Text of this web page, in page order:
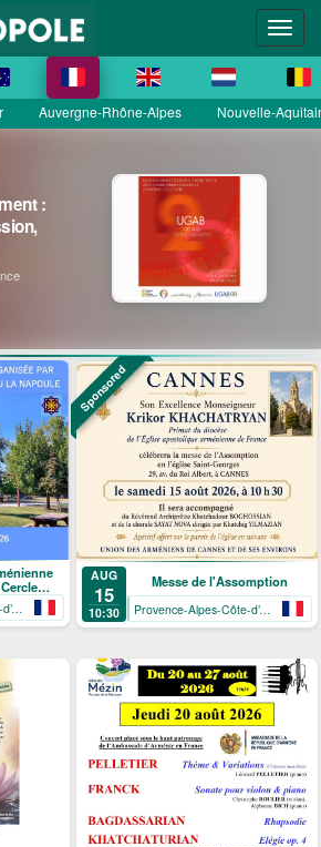
Auvergne-Rhône-Alpes Nouvelle-
Champêtre
La
Provence-Alpes-Côte-d’Azur
Sponsored
AUG
15
10:30
Messe de l'Assomption
Provence-Alpes-Côte-d’Azur